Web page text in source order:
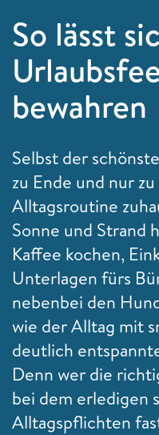
So lässt
bewahren
Selbst der
zu Ende und nur
Alltagsroutine
Sonne und Strand
Kaffee kochen,
Unterlagen fürs
nebenbei den
wie der Alltag mit
deutlich
Denn wer die
bei dem erledigen
Alltagspflichten